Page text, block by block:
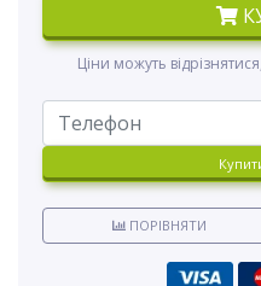
Ціни можуть
ПОРІВНЯТИ